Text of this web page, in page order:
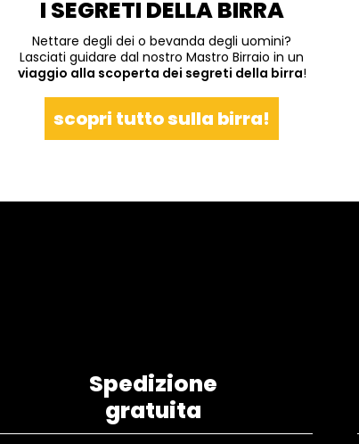
I SEGRETI DELLA BIRRA
Nettare degli dei o bevanda degli uomini?
Lasciati guidare dal nostro Mastro Birraio in un
viaggio alla scoperta dei segreti della birra!
scopri tutto sulla birra!
Spedizione
gratuita